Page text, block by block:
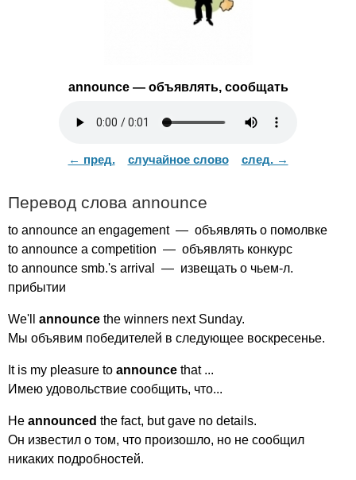
announce— объявлять, сообщать
← пред. случайное слово след. →
Перевод слова announce
to announce an engagement— объявлять о помолвке
to announce a competition — объявлять конкурс
to announce smb.'s arrival
— извещать о чьем-л.
прибытии
We'll announce the winners next Sunday.
Мы объявим победителей в следующее воскресенье.
It is my pleasure to announce that...
Имею удовольствие сообщить, что...
He announced the fact, but gave no details.
Он известил о том, что произошло, но не сообщил
никаких подробностей.